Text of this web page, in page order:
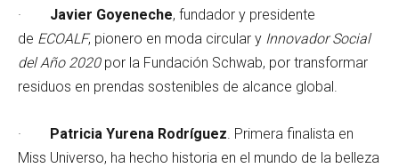
· Javier Goyeneche, fundador y presidente
de ECOALF, pionero en moda circular y Innovador Social
del Año 2020por la Fundación Schwab, por transformar
residuos en prendas sostenibles de alcance global.
· Patricia Yurena Rodríguez. Primera finalista en
Miss Universo, ha hecho historia en el mundo de la belleza